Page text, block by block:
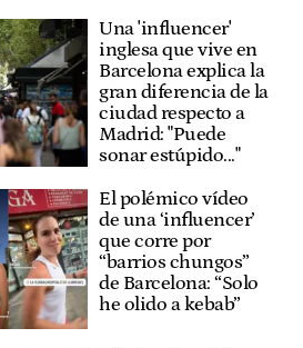
Una 'influencer'
inglesa que vive en
Barcelona explica la
gran diferencia de la
ciudad respecto a
Madrid: "Puede
sonar estúpido..."
El polémico vídeo
de una ‘influencer’
que corre por
“barrios chungos”
de Barcelona: “Solo
he olido a kebab”